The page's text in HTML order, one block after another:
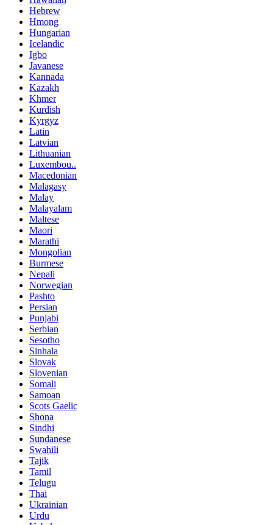
Hebrew
Hmong
Hungarian
Icelandic
Igbo
Javanese
Kannada
Kazakh
Khmer
Kurdish
Kyrgyz
Latin
Latvian
Lithuanian
Luxembou..
Macedonian
Malagasy
Malay
Malayalam
Maltese
Maori
Marathi
Mongolian
Burmese
Nepali
Norwegian
Pashto
Persian
Punjabi
Serbian
Sesotho
Sinhala
Slovak
Slovenian
Somali
Samoan
Scots Gaelic
Shona
Sindhi
Sundanese
Swahili
Tajik
Tamil
Telugu
Thai
Ukrainian
Urdu